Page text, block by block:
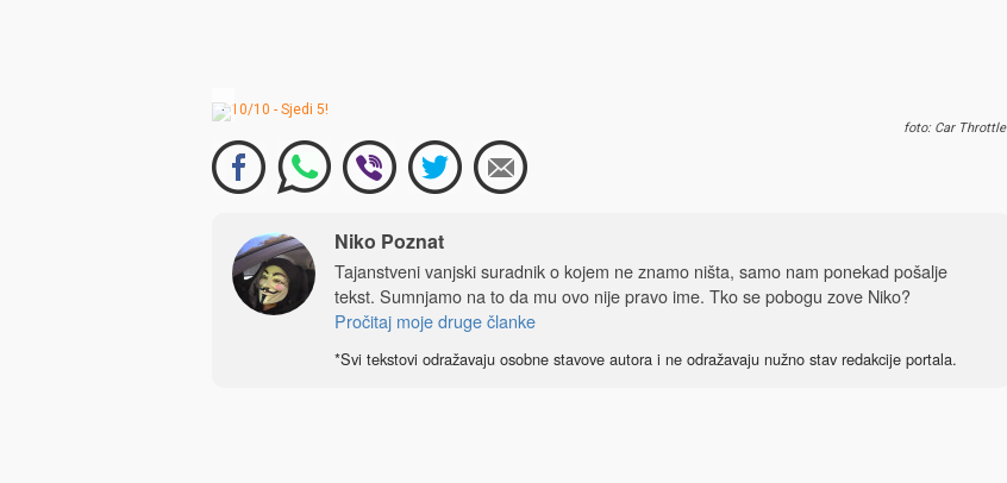
.
foto: Car Throttle
Niko Poznat
Tajanstveni vanjski suradnik o kojem ne znamo ništa, samo nam ponekad pošalje
tekst. Sumnjamo na to da mu ovo nije pravo ime. Tko se pobogu zove Niko?
Pročitaj moje druge članke
*Svi tekstovi odražavaju osobne stavove autora i ne odražavaju nužno stav redakcije portala.